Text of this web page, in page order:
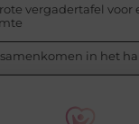
vergadertafel voor
in het